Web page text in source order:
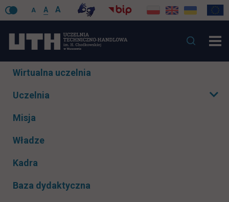
A A A
Pomiń
Wirtualna uczelnia
Uczelnia
Misja
Władze
Kadra
Baza dydaktyczna